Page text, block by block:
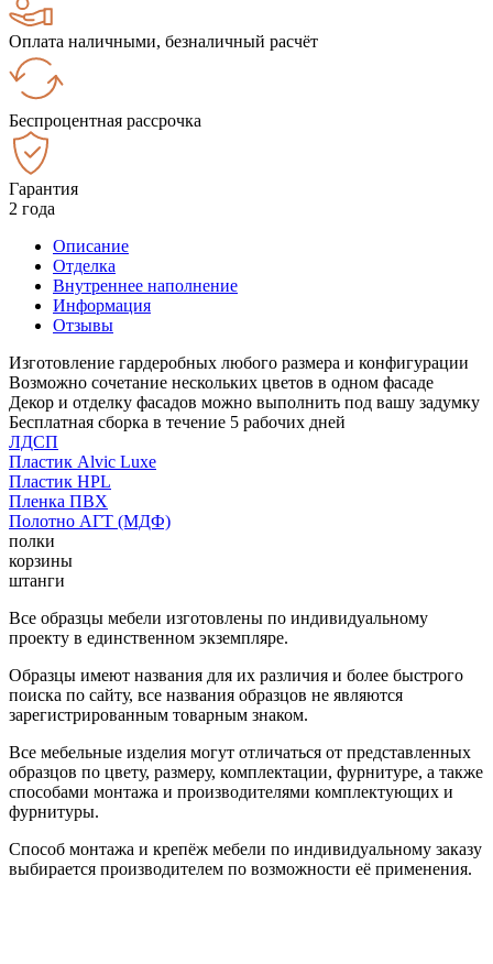
Оплата наличными, безналичный расчёт
Беспроцентная рассрочка
Гарантия
2 года
Описание
Отделка
Внутреннее наполнение
Информация
Отзывы
Изготовление гардеробных любого размера и конфигурации
Возможно сочетание нескольких цветов в одном фасаде
Декор и отделку фасадов можно выполнить под вашу задумку
Бесплатная сборка в течение 5 рабочих дней
ЛДСП
Пластик Alvic Luxe
Пластик HPL
Пленка ПВХ
Полотно АГТ (МДФ)
полки
корзины
штанги
Все образцы мебели изготовлены по индивидуальному
проекту в единственном экземпляре.
Образцы имеют названия для их различия и более быстрого
поиска по сайту, все названия образцов не являются
зарегистрированным товарным знаком.
Все мебельные изделия могут отличаться от представленных
образцов по цвету, размеру, комплектации, фурнитуре, а также
способами монтажа и производителями комплектующих и
фурнитуры.
Способ монтажа и крепёж мебели по индивидуальному заказу
выбирается производителем по возможности её применения.